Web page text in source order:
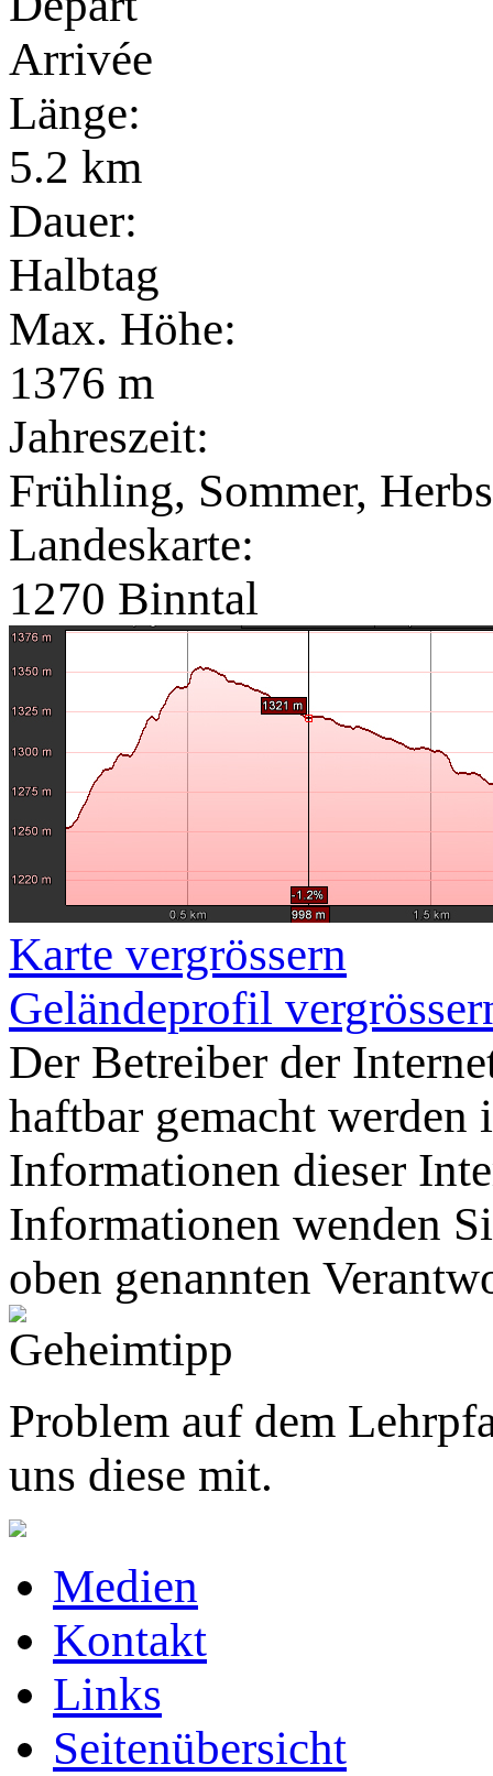
Arrivée
Länge:
5.2 km
Dauer:
Halbtag
Max. Höhe:
1376 m
Jahreszeit:
Frühling, Sommer,
Landeskarte:
1270 Binntal
Karte vergrössern
Geländeprofil
Der Betreiber der
haftbar gemacht werden
Informationen dieser
Informationen wenden
oben genannten
Problem auf dem
uns diese mit.
Medien
Kontakt
Links
Seitenübersicht